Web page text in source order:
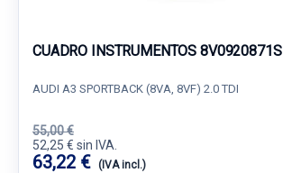
CUADRO INSTRUMENTOS 8V0920871S
AUDI A3 SPORTBACK (8VA, 8VF) 2.0 TDI
55,00 €
52,25 € sin IVA.
63,22 € (IVA incl.)